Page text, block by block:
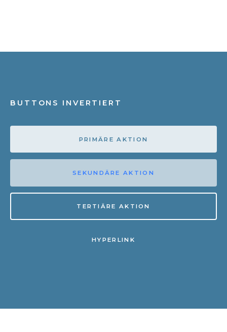
BUTTONS INVERTIERT
PRIMÄRE AKTION
SEKUNDÄRE AKTION
TERTIÄRE AKTION
HYPERLINK